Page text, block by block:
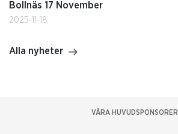
Bollnäs 17 November
2025-11-18
Alla nyheter
VÅRA HUVUDSPONSORER